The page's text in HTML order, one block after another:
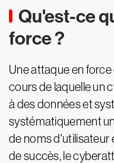
Qu'est-ce
force ?
Une attaque en
cours de laquelle un
à des données et
systématiquement
de noms d'utilisateur
de succès, le